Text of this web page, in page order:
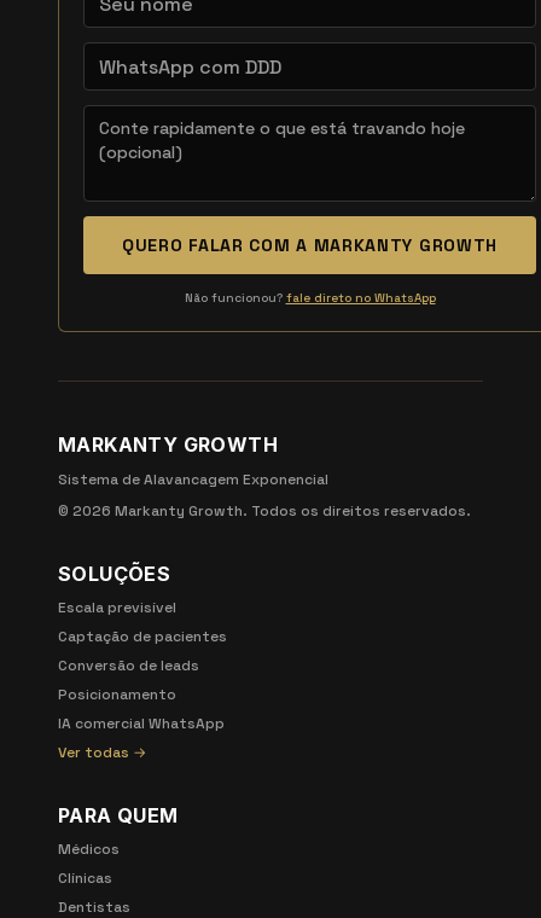
QUERO FALAR COM A MARKANTY GROWTH
Não funcionou? fale direto no WhatsApp
MARKANTY GROWTH
Sistema de Alavancagem Exponencial
© 2026 Markanty Growth. Todos os direitos reservados.
SOLUÇÕES
Escala previsível
Captação de pacientes
Conversão de leads
Posicionamento
IA comercial WhatsApp
Ver todas →
PARA QUEM
Médicos
Clínicas
Dentistas